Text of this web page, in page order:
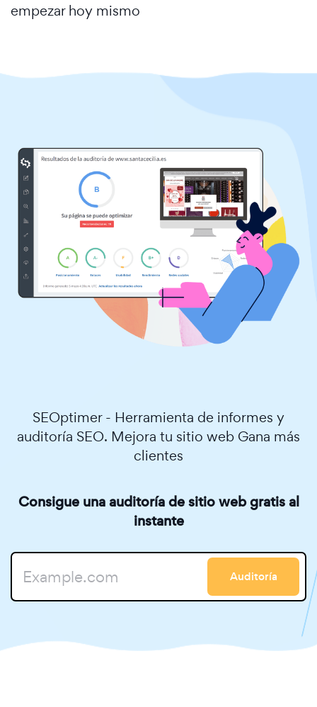
empezar hoy mismo
SEOptimer - Herramienta de informes y
auditoría SEO. Mejora tu sitio web Gana más
clientes
Consigue una auditoría de sitio web gratis al
instante
Auditoría